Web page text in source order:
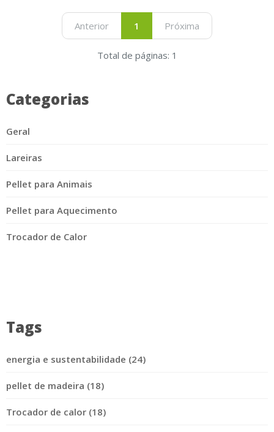
Anterior 1 Próxima
Total de páginas: 1
Categorias
Geral
Lareiras
Pellet para Animais
Pellet para Aquecimento
Trocador de Calor
Tags
energia e sustentabilidade (24)
pellet de madeira (18)
Trocador de calor (18)